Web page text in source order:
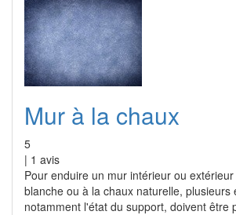
Mur à la chaux
5
| 1 avis
Pour enduire un mur intérieur ou
blanche ou à la chaux naturelle, plusieurs
notamment l'état du support, doivent être